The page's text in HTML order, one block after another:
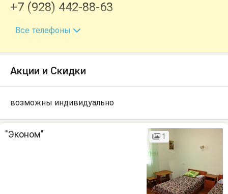
+7 (928) 442-88-63
+7 (918) 305-26-16
Все телефоны
Акции и Скидки
возможны индивидуально
"Эконом" 1